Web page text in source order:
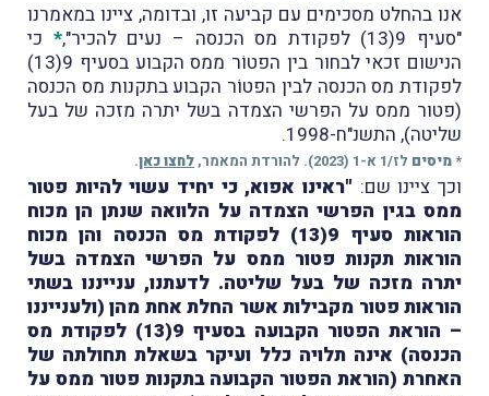
אנו בהחלט מסכימים עם קביעה זו, ובדומה, ציינו במאמרנו
"סעיף 9(13) לפקודת מס הכנסה – נעים להכיר",
* כי
הנישום זכאי לבחור בין הפטוֹר ממס הקבוע בסעיף 9(13)
לפקודת מס הכנסה לבין הפטוֹר הקבוע בתקנות מס הכנסה
(פטור ממס על הפרשי הצמדה בשל יתרה מזכה של בעל
שליטה), התשנ"ח-1998.
*מיסים לז/1 א-1 (2023). להורדת המאמר, לחצו כאן.
וכך ציינו שם: "ראינו אפוא, כי יחיד עשוי להיות פטור
ממס בגין הפרשי הצמדה על הלוואה שנתן הן מכוח
הוראות סעיף 9(13) לפקודת מס הכנסה והן מכוח
הוראות תקנות פטור ממס על הפרשי הצמדה בשל
יתרה מזכה של בעל שליטה. לדעתנו, ענייננו בשתי
הוראות פטור מקבילות אשר החלת אחת מהן (ולענייננו
– הוראת הפטור הקבועה בסעיף 9(13) לפקודת מס
הכנסה) אינה תלויה כלל ועיקר בשאלת תחולתה של
האחרת (הוראת הפטור הקבועה בתקנות פטור ממס על